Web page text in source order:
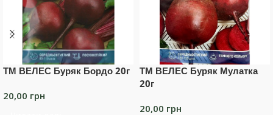
ТМ ВЕЛЕС Буряк Бордо 20г
20,00 грн
ТМ ВЕЛЕС Буряк Мулатка
20г
20,00 грн